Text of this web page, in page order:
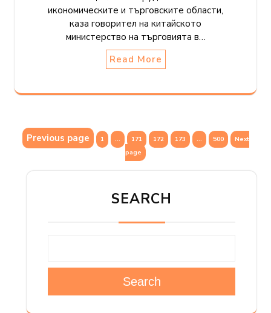
икономическите и търговските области,
каза говорител на китайското
министерство на търговията в…
Read More
Posts
Previous page Page
1 … Page
171 Page
172 Page
173 … Page
500
Next
page
SEARCH
Search